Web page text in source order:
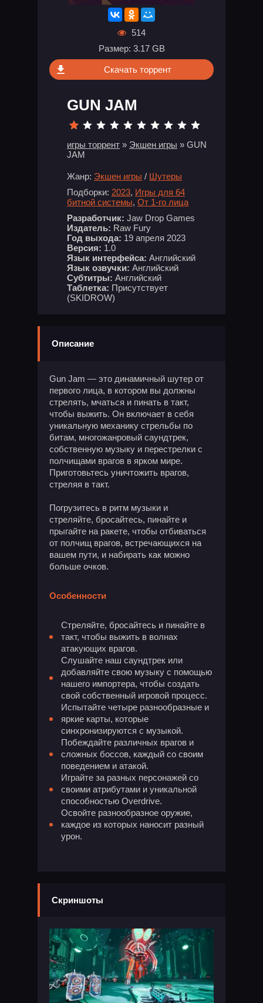
514
Размер: 3.17 GB
Скачать торрент
GUN JAM
игры торрент » Экшен игры » GUN
JAM
Жанр: Экшен игры / Шутеры
Подборки: 2023, Игры для 64
битной системы, От 1-го лица
Разработчик: Jaw Drop Games
Издатель: Raw Fury
Год выхода: 19 апреля 2023
Версия: 1.0
Язык интерфейса: Английский
Язык озвучки: Английский
Субтитры: Английский
Таблетка: Присутствует
(SKIDROW)
Описание
Gun Jam — это динамичный шутер от
первого лица, в котором вы должны
стрелять, мчаться и пинать в такт,
чтобы выжить. Он включает в себя
уникальную механику стрельбы по
битам, многожанровый саундтрек,
собственную музыку и перестрелки с
полчищами врагов в ярком мире.
Приготовьтесь уничтожить врагов,
стреляя в такт.
Погрузитесь в ритм музыки и
стреляйте, бросайтесь, пинайте и
прыгайте на ракете, чтобы отбиваться
от полчищ врагов, встречающихся на
вашем пути, и набирать как можно
больше очков.
Особенности
Стреляйте, бросайтесь и пинайте в
такт, чтобы выжить в волнах
атакующих врагов.
Слушайте наш саундтрек или
добавляйте свою музыку с помощью
нашего импортера, чтобы создать
свой собственный игровой процесс.
Испытайте четыре разнообразные и
яркие карты, которые
синхронизируются с музыкой.
Побеждайте различных врагов и
сложных боссов, каждый со своим
поведением и атакой.
Играйте за разных персонажей со
своими атрибутами и уникальной
способностью Overdrive.
Освойте разнообразное оружие,
каждое из которых наносит разный
урон.
Скриншоты